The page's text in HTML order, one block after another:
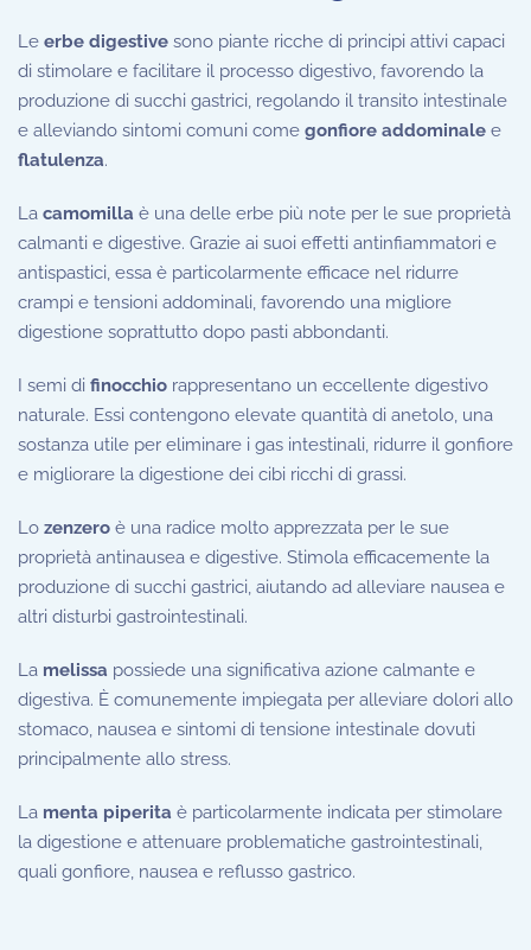
Le erbe digestive sono piante ricche di principi attivi capaci
di stimolare e facilitare il processo digestivo, favorendo la
produzione di succhi gastrici, regolando il transito intestinale
e alleviando sintomi comuni come gonfiore addominale e
flatulenza.
La camomilla è una delle erbe più note per le sue proprietà
calmanti e digestive. Grazie ai suoi effetti antinfiammatori e
antispastici, essa è particolarmente efficace nel ridurre
crampi e tensioni addominali, favorendo una migliore
digestione soprattutto dopo pasti abbondanti.
I semi di finocchio rappresentano un eccellente digestivo
naturale. Essi contengono elevate quantità di anetolo, una
sostanza utile per eliminare i gas intestinali, ridurre il gonfiore
e migliorare la digestione dei cibi ricchi di grassi.
Lo zenzero è una radice molto apprezzata per le sue
proprietà antinausea e digestive. Stimola efficacemente la
produzione di succhi gastrici, aiutando ad alleviare nausea e
altri disturbi gastrointestinali.
La melissa possiede una significativa azione calmante e
digestiva. È comunemente impiegata per alleviare dolori allo
stomaco, nausea e sintomi di tensione intestinale dovuti
principalmente allo stress.
La menta piperita è particolarmente indicata per stimolare
la digestione e attenuare problematiche gastrointestinali,
quali gonfiore, nausea e reflusso gastrico.